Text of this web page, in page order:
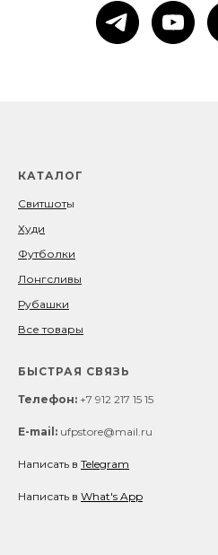
КАТАЛОГ
Свитшоты
Худи
Футболки
Лонгсливы
Рубашки
Все товары
БЫСТРАЯ СВЯЗЬ
Телефон: +7 912 217 15 15
E-mail: ufpstore@mail.ru
Написать в Telegram
Написать в What's App